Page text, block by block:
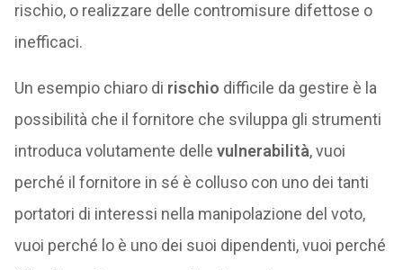
rischio, o realizzare delle contromisure difettose o
inefficaci.
Un esempio chiaro di rischio difficile da gestire è la
possibilità che il fornitore che sviluppa gli strumenti
introduca volutamente delle vulnerabilità, vuoi
perché il fornitore in sé è colluso con uno dei tanti
portatori di interessi nella manipolazione del voto,
vuoi perché lo è uno dei suoi dipendenti, vuoi perché